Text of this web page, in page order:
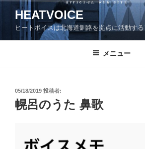
ン
HEATVOICE
ヒートボイスは北海道釧路を拠点に活動す
メニュー
投
稿
日:
05/18/2019 投稿者:
幌呂のうた 鼻歌